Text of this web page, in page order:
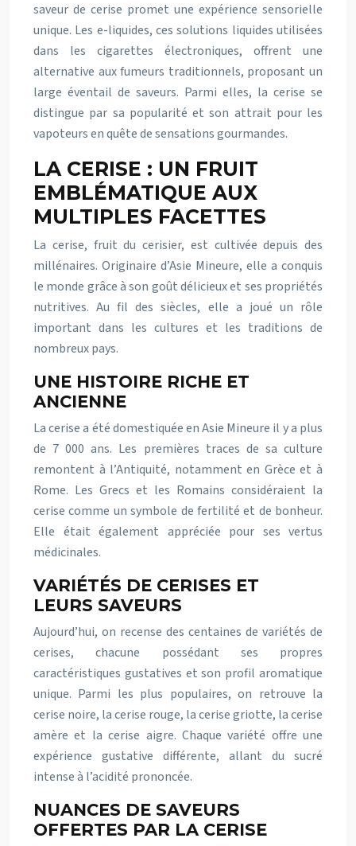
saveur de cerise promet une expérience sensorielle
unique. Les e-liquides, ces solutions liquides utilisées
dans les cigarettes électroniques, offrent une
alternative aux fumeurs traditionnels, proposant un
large éventail de saveurs. Parmi elles, la cerise se
distingue par sa popularité et son attrait pour les
vapoteurs en quête de sensations gourmandes.
LA CERISE : UN FRUIT
EMBLÉMATIQUE AUX
MULTIPLES FACETTES
La cerise, fruit du cerisier, est cultivée depuis des
millénaires. Originaire d’Asie Mineure, elle a conquis
le monde grâce à son goût délicieux et ses propriétés
nutritives. Au fil des siècles, elle a joué un rôle
important dans les cultures et les traditions de
nombreux pays.
UNE HISTOIRE RICHE ET
ANCIENNE
La cerise a été domestiquée en Asie Mineure il y a plus
de 7 000 ans. Les premières traces de sa culture
remontent à l’Antiquité, notamment en Grèce et à
Rome. Les Grecs et les Romains considéraient la
cerise comme un symbole de fertilité et de bonheur.
Elle était également appréciée pour ses vertus
médicinales.
VARIÉTÉS DE CERISES ET
LEURS SAVEURS
Aujourd’hui, on recense des centaines de variétés de
cerises, chacune possédant ses propres
caractéristiques gustatives et son profil aromatique
unique. Parmi les plus populaires, on retrouve la
cerise noire, la cerise rouge, la cerise griotte, la cerise
amère et la cerise aigre. Chaque variété offre une
expérience gustative différente, allant du sucré
intense à l’acidité prononcée.
NUANCES DE SAVEURS
OFFERTES PAR LA CERISE